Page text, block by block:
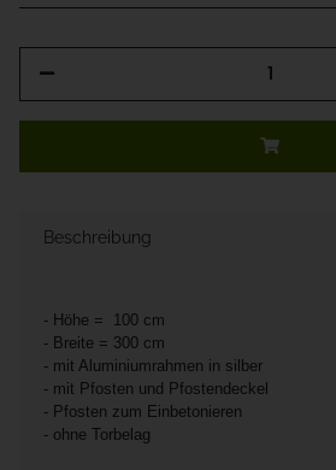
Beschreibung
- Höhe = 100 cm
- Breite = 300 cm
- mit Aluminiumrahmen in silber
- mit Pfosten und Pfostendeckel
- Pfosten zum Einbetonieren
- ohne Torbelag